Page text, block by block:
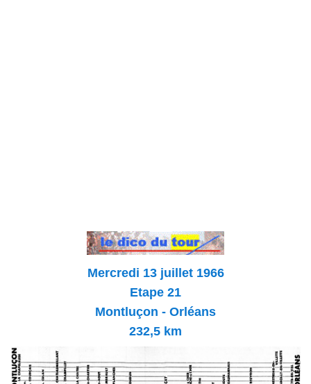
Mercredi 13 juillet 1966
Etape 21
Montluçon - Orléans
232,5 km